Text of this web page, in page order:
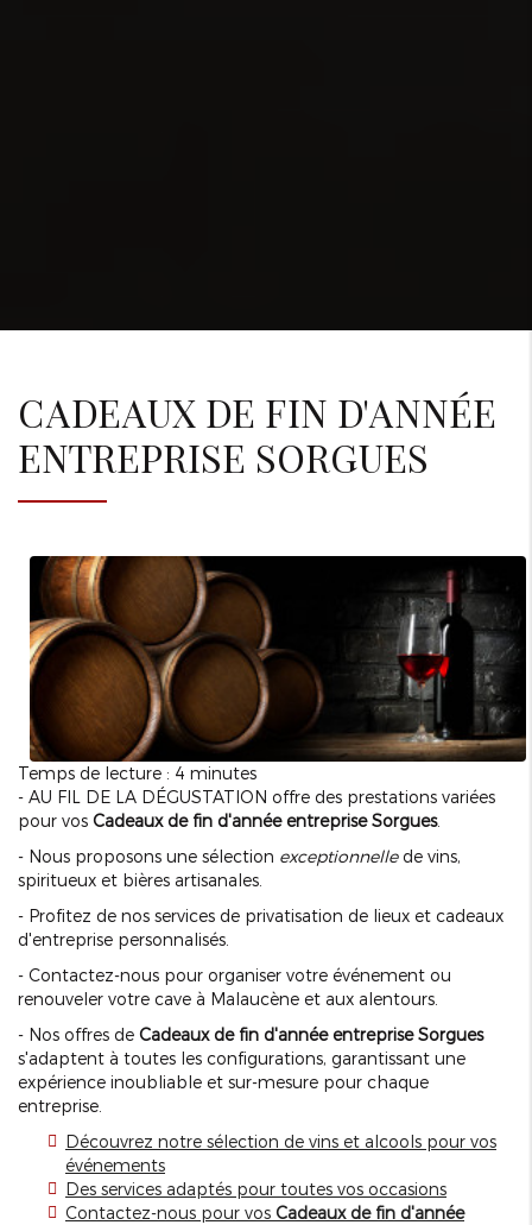
CADEAUX DE FIN D'ANNÉE
ENTREPRISE SORGUES
Temps de lecture : 4 minutes
- AU FIL DE LA DÉGUSTATION offre des prestations variées
pour vos Cadeaux de fin d'année entreprise Sorgues.
- Nous proposons une sélection exceptionnellede vins,
spiritueux et bières artisanales.
- Profitez de nos services de privatisation de lieux et cadeaux
d'entreprise personnalisés.
- Contactez-nous pour organiser votre événement ou
renouveler votre cave à Malaucène et aux alentours.
- Nos offres de Cadeaux de fin d'année entreprise Sorgues
s'adaptent à toutes les configurations, garantissant une
expérience inoubliable et sur-mesure pour chaque
entreprise.
Découvrez notre sélection de vins et alcools pour vos
événements
Des services adaptés pour toutes vos occasions
Contactez-nous pour vos Cadeaux de fin d'année